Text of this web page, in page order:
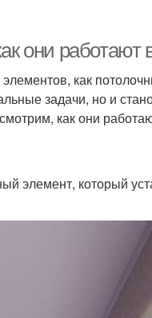
они работают
как
задачи, но и
как они
элемент, который